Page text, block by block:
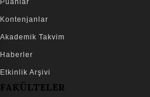
Puanlar
Kontenjanlar
Akademik Takvim
Haberler
Etkinlik Arşivi
FAKÜLTELER